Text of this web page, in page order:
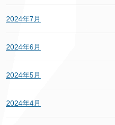
2024年7月
2024年6月
2024年5月
2024年4月